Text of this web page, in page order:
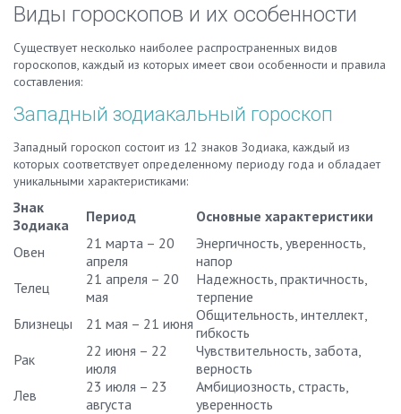
Виды гороскопов и их особенности
Существует несколько наиболее распространенных видов
гороскопов, каждый из которых имеет свои особенности и правила
составления:
Западный зодиакальный гороскоп
Западный гороскоп состоит из 12 знаков Зодиака, каждый из
которых соответствует определенному периоду года и обладает
уникальными характеристиками:
Знак
Зодиака
Период
Основные характеристики
Овен
21 марта – 20
апреля
Энергичность, уверенность,
напор
Телец
21 апреля – 20
мая
Надежность, практичность,
терпение
Близнецы
21 мая – 21 июня Общительность, интеллект,
гибкость
Рак
22 июня – 22
июля
Чувствительность, забота,
верность
Лев
23 июля – 23
августа
Амбициозность, страсть,
уверенность